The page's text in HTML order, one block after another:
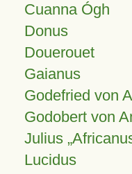
Cuanna Ógh
Donus
Douerouet
Gaianus
Godefried von
Godobert von
Julius
Lucidus